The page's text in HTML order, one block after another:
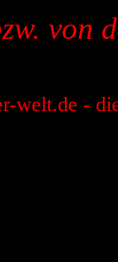
von
welt.de -